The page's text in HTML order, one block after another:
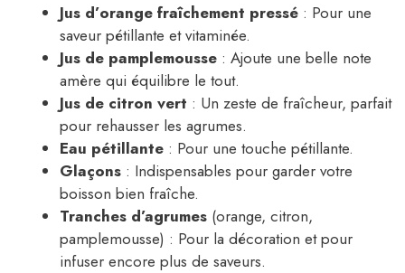
Jus d’orange fraîchement pressé : Pour une
saveur pétillante et vitaminée.
Jus de pamplemousse : Ajoute une belle note
amère qui équilibre le tout.
Jus de citron vert : Un zeste de fraîcheur, parfait
pour rehausser les agrumes.
Eau pétillante : Pour une touche pétillante.
Glaçons : Indispensables pour garder votre
boisson bien fraîche.
Tranches d’agrumes (orange, citron,
pamplemousse) : Pour la décoration et pour
infuser encore plus de saveurs.